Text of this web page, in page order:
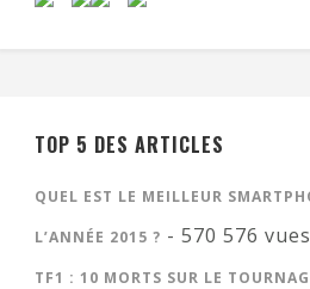
TOP 5 DES ARTICLES
QUEL EST LE MEILLEUR
L’ANNÉE 2015 ? - 570 576 vues
TF1 : 10 MORTS SUR LE